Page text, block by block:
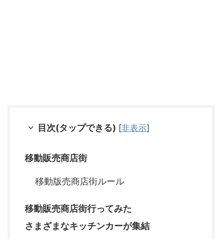
目次(タップできる) [非表示]
移動販売商店街
移動版売商店街ルール
移動販売商店街行ってみた
さまざまなキッチンカーが集結